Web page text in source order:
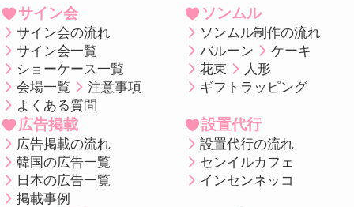
サイン会
サイン会の流れ
サイン会一覧
ショーケース一覧
会場一覧
注意事項
よくある質問
ソンムル
ソンムル制作の流れ
バルーン
ケーキ
花束
人形
ギフトラッピング
広告掲載
広告掲載の流れ
韓国の広告一覧
日本の広告一覧
掲載事例
設置代行
設置代行の流れ
センイルカフェ
インセンネッコ